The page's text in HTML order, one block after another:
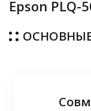
Epson PLQ-